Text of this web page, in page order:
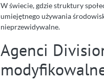
W świecie, gdzie struktury
umiejętnego używania
nieprzewidywalne.
Agenci